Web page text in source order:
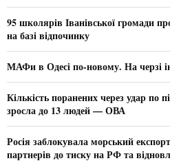
95 школярів Іванівської громади
на базі відпочинку
МАФи в Одесі по-новому. На черзі
Кількість поранених через удар по
зросла до 13 людей — ОВА
Росія заблокувала морський
партнерів до тиску на РФ та